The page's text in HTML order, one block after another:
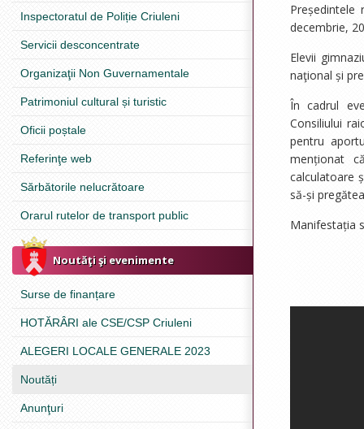
Inspectoratul de Poliție Criuleni
Servicii desconcentrate
Organizaţii Non Guvernamentale
Patrimoniul cultural și turistic
Oficii poștale
Referinţe web
Sărbătorile nelucrătoare
Orarul rutelor de transport public
Noutăţi şi evenimente
Surse de finanțare
HOTĂRÂRI ale CSE/CSP Criuleni
ALEGERI LOCALE GENERALE 2023
Noutăți
Anunţuri
decembrie,
Elevii
naţional și
În cadrul
Consiliului
pentru
menționat
calculatoare
să-și
Manifestația